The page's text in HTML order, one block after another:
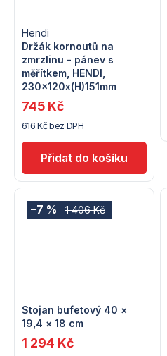
Držák kornoutů na
zmrzlinu - pánev s
měřítkem, HENDI,
230x120x(H)151mm
Hendi
616 Kč bez DPH
745 Kč
1 406 Kč
–7 %
Stojan bufetový 40 ×
19,4 × 18 cm
1 294 Kč